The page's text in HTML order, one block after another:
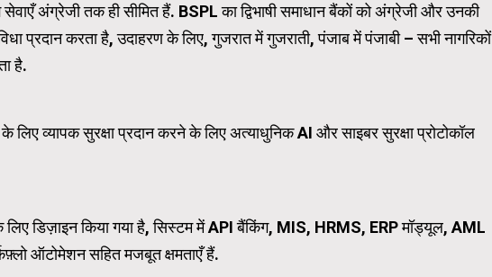
अंग्रेजी तक ही सीमित हैं. BSPL का द्विभाषी समाधान बैंकों को अंग्रेजी और उनकी
प्रदान करता है, उदाहरण के लिए, गुजरात में गुजराती, पंजाब में पंजाबी – सभी नागरिकों
है.
व्यापक सुरक्षा प्रदान करने के लिए अत्याधुनिक AI और साइबर सुरक्षा प्रोटोकॉल
डिज़ाइन किया गया है, सिस्टम में API बैंकिंग, MIS, HRMS, ERP मॉड्यूल, AML
ऑटोमेशन सहित मजबूत क्षमताएँ हैं.